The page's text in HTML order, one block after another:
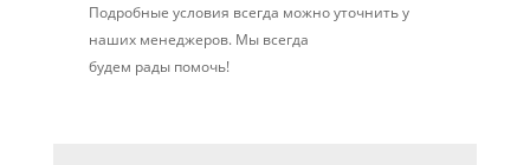
Подробные условия всегда можно уточнить у
наших менеджеров. Мы всегда
будем рады помочь!